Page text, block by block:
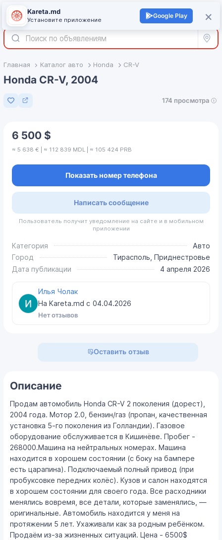
Войти +
Все
Главная Каталог авто Honda CR-V
Honda CR-V, 2004
Добавить в избранное
174 просмотра
6 500 $
≈ 5 638 € | ≈ 112 839 MDL | ≈ 105 424 PRB
Показать номер телефона
Написать сообщение
Пользователь получит уведомление на сайте и в мобильном
приложении
Категория
Авто
Город
Тирасполь, Приднестровье
Дата публикации
4 апреля 2026
Илья Чолак
На Kareta.md с 04.04.2026
Нет отзывов
Оставить отзыв
Описание
Продам автомобиль Honda CR-V 2 поколения (дорест),
2004 года. Мотор 2.0, бензин/газ (пропан, качественная
установка 5-го поколения из Голландии). Газовое
оборудование обслуживается в Кишинёве. Пробег -
268000.Машина на нейтральных номерах. Машина
находится в хорошем состоянии (с боку на бампере
есть царапина). Подключаемый полный привод (при
пробуксовке передних колёс). Кузов и салон находятся
в хорошем состоянии для своего года. Все расходники
менялись вовремя, все детали, которые заменялись, —
оригинальные. Автомобиль находится у меня на
протяжении 5 лет. Ухаживали как за родным ребёнком.
Продаём из-за жизненных ситуаций. Цена - 6500$
×
Kareta.md
Установите приложение
Google Play